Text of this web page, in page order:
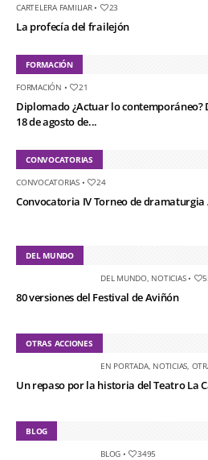
CARTELERA FAMILIAR• 23
La profecía del frailejón
FORMACIÓN
FORMACIÓN • 21
Diplomado ¿Actuar lo contemporáneo?
18 de agosto de...
CONVOCATORIAS
CONVOCATORIAS• 24
Convocatoria IV Torneo de dramaturgia
DEL MUNDO
DEL MUNDO, NOTICIAS•
80 versiones del Festival de Aviñón
OTRAS ACCIONES
EN PORTADA, NOTICIAS
Un repaso por la historia del Teatro La
BLOG
BLOG • 3495